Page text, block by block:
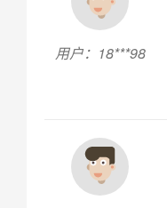
用户：18***98